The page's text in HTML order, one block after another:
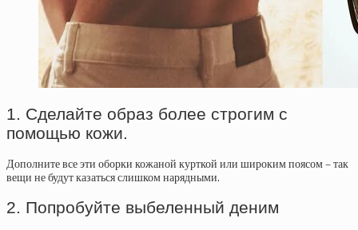
1. Сделайте образ более строгим с
помощью кожи.
Дополните все эти оборки кожаной курткой или широким поясом – так
вещи не будут казаться слишком нарядными.
2. Попробуйте выбеленный деним